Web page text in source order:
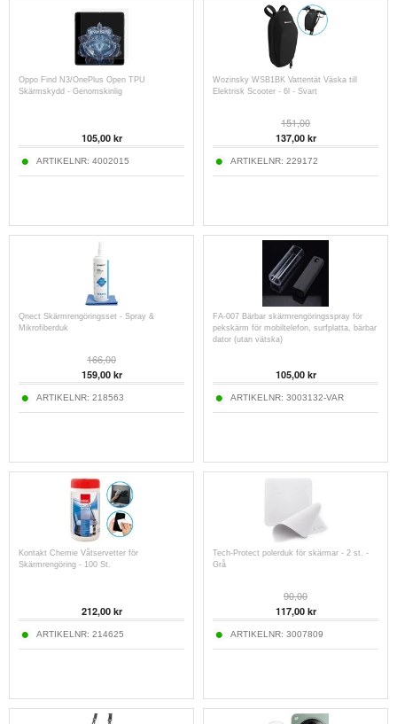
Oppo Find N3/OnePlus Open TPU
Skärmskydd - Genomskinlig
105,00kr
ARTIKELNR: 4002015
Wozinsky WSB1BK Vattentät Väska till
Elektrisk Scooter - 6l - Svart
151,00
137,00kr
ARTIKELNR: 229172
Qnect Skärmrengöringsset - Spray &
Mikrofiberduk
166,00
159,00kr
ARTIKELNR: 218563
FA-007 Bärbar skärmrengöringsspray för
pekskärm för mobiltelefon, surfplatta, bärbar
dator (utan vätska)
105,00kr
ARTIKELNR: 3003132-VAR
Kontakt Chemie Våtservetter för
Skärmrengöring - 100 St.
212,00kr
ARTIKELNR: 214625
Tech-Protect polerduk för skärmar - 2 st. -
Grå
90,00
117,00kr
ARTIKELNR: 3007809